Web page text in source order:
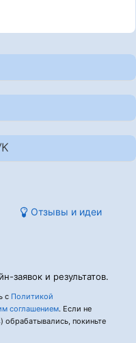
Отзывы и идеи
заявок и результатов.
с Политикой
соглашением. Если не
обрабатывались, покиньте